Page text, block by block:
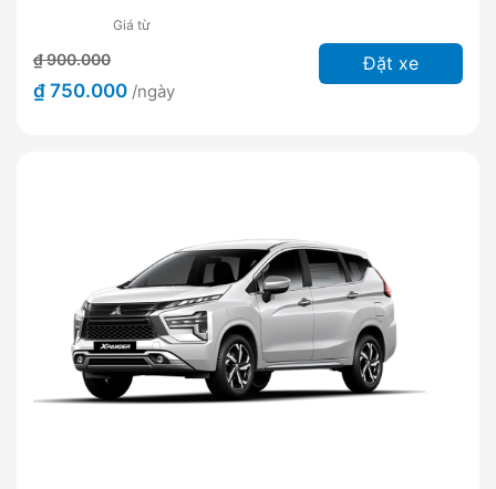
Giá từ
₫ 900.000
₫ 750.000 /ngày
Đặt xe